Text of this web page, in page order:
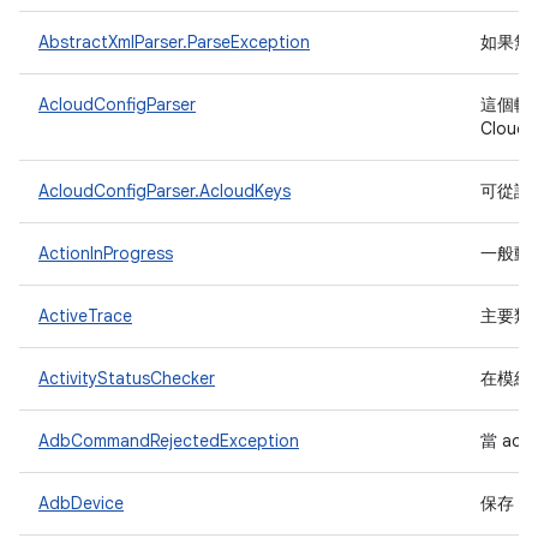
AbstractXmlParser.ParseException 如果無
AcloudConfigParser
這個輔
Cloud
AcloudConfigParser.AcloudKeys 可從設
ActionInProgress 一般動
ActiveTrace 主要類
ActivityStatusChecker 在模組
AdbCommandRejectedException 當 adb
AdbDevice 保存「